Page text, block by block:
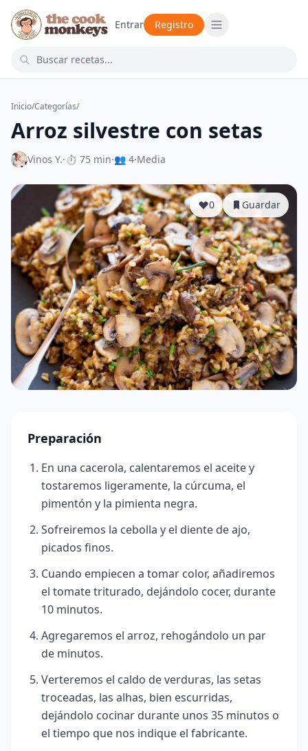
Entrar Registro
Inicio/Categorías/
Arroz silvestre con setas
Vinos Y.·⏱ 75 min·👥 4·Media
0 Guardar
Preparación
En una cacerola, calentaremos el aceite y
tostaremos ligeramente, la cúrcuma, el
pimentón y la pimienta negra.
Sofreiremos la cebolla y el diente de ajo,
picados finos.
Cuando empiecen a tomar color, añadiremos
el tomate triturado, dejándolo cocer, durante
10 minutos.
Agregaremos el arroz, rehogándolo un par
de minutos.
Verteremos el caldo de verduras, las setas
troceadas, las alhas, bien escurridas,
dejándolo cocinar durante unos 35 minutos o
el tiempo que nos indique el fabricante.